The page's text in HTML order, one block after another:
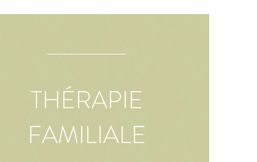
THÉRAPIE
FAMILIALE